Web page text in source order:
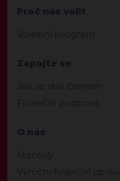
Proč nás volit
Volební program
Zapojte se
Jak se stát členem
Finanční podpora
O nás
Stanovy
Výroční finanční zpráva